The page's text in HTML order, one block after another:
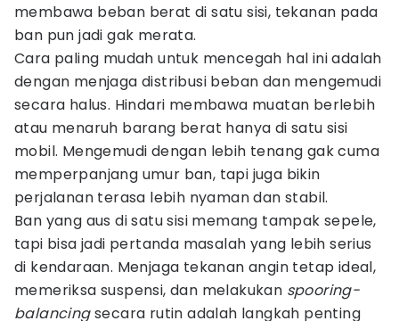
membawa beban berat di satu sisi, tekanan pada
ban pun jadi gak merata.
Cara paling mudah untuk mencegah hal ini adalah
dengan menjaga distribusi beban dan mengemudi
secara halus. Hindari membawa muatan berlebih
atau menaruh barang berat hanya di satu sisi
mobil. Mengemudi dengan lebih tenang gak cuma
memperpanjang umur ban, tapi juga bikin
perjalanan terasa lebih nyaman dan stabil.
Ban yang aus di satu sisi memang tampak sepele,
tapi bisa jadi pertanda masalah yang lebih serius
di kendaraan. Menjaga tekanan angin tetap ideal,
memeriksa suspensi, dan melakukan spooring-
balancingsecara rutin adalah langkah penting